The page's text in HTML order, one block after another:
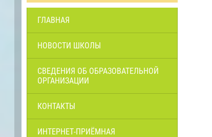
ГЛАВНАЯ
НОВОСТИ ШКОЛЫ
СВЕДЕНИЯ ОБ ОБРАЗОВАТЕЛЬНОЙ
ОРГАНИЗАЦИИ
КОНТАКТЫ
ИНТЕРНЕТ-ПРИЁМНАЯ